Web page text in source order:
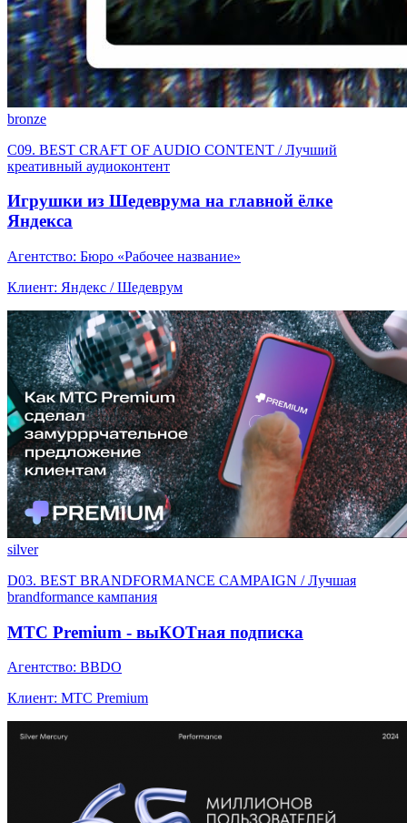
bronze
C09. BEST CRAFT OF AUDIO CONTENT / Лучший
креативный аудиоконтент
Игрушки из Шедеврума на главной ёлке
Яндекса
Агентство: Бюро «Рабочее название»
Клиент: Яндекс / Шедеврум
silver
D03. BEST BRANDFORMANCE CAMPAIGN / Лучшая
brandformance кампания
МТС Premium - выКОТная подписка
Агентство: BBDO
Клиент: МТС Premium